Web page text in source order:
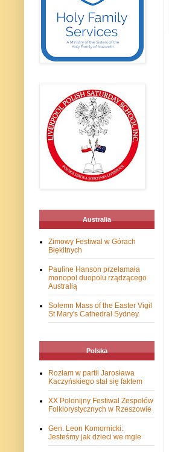
Australia
Zimowy Festiwal w Górach
Błękitnych
Pauline Hanson przełamała
monopol duopolu rządzącego
Australią
Solemn Mass of the Easter Vigil
St Mary's Cathedral Sydney
Polska
Rozłam w partii Jarosława
Kaczyńskiego stał się faktem
XX Polonijny Festiwal Zespołów
Folklorystycznych w Rzeszowie
Gen. Leon Komornicki:
Jesteśmy jak dzieci we mgle